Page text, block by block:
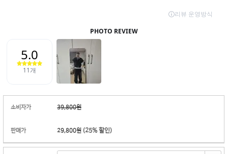
소비자가 39,800원
판매가 29,800원 (25% 할인)